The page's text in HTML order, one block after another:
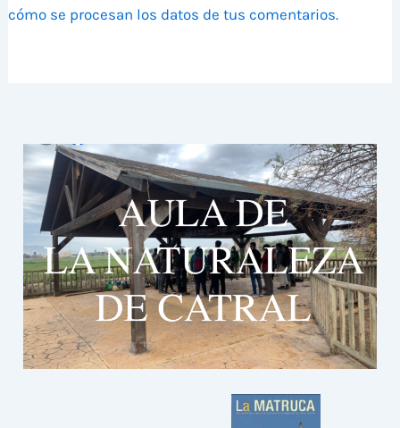
cómo se procesan los datos de tus comentarios.